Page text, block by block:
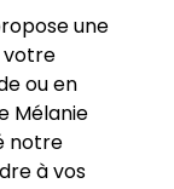
une
votre
ou en
Mélanie
notre
à vos